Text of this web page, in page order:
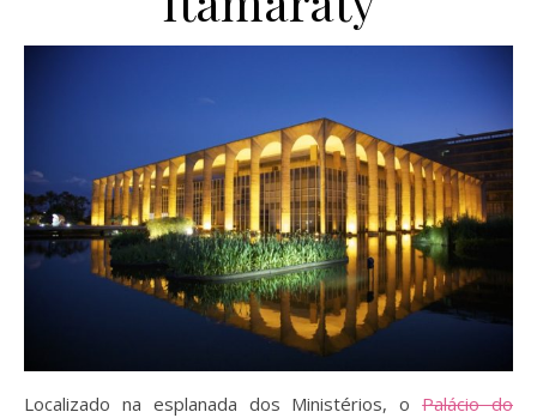
Localizado na esplanada dos Ministérios, oPalácio do